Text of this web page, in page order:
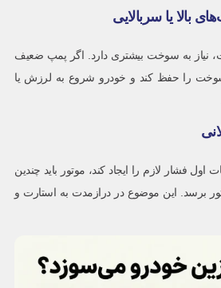
نیاز به سوخت بیشتری دارد. اگر پمپ ضعیف
سوخت را حفظ کند و خودرو شروع به لرزش یا
اول فشار لازم را ایجاد کند، موتور باید چندین
برسد. این موضوع در درازمدت به استارت و